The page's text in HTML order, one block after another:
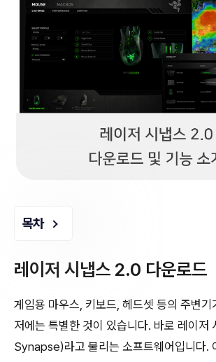
목차
레이저 시냅스 2.0 다운로드
게임용 마우스, 키보드, 헤드셋 등의 주변기
저에는 특별한 것이 있습니다. 바로 레이저
Synapse)라고 불리는 소프트웨어입니다.